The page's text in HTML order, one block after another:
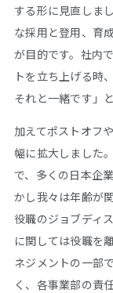
する形に見直しま
な採用と登用、育
が目的です。社内
トを立ち上げる時
それと一緒です」
加えてポストオフ
幅に拡大しました
で、多くの日本企
かし我々は年齢が
役職のジョブディ
に関しては役職を
ネジメントの一部
く、各事業部の責